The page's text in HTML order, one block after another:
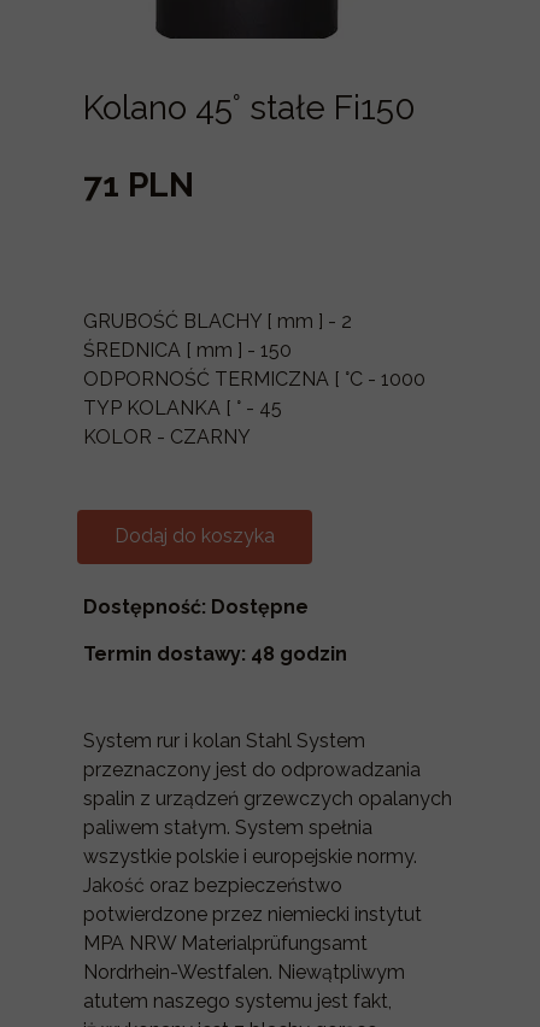
Dostępność: Dostępne
Termin dostawy: 48 godzin
Dodaj do koszyka
GRUBOŚĆ BLACHY [ mm ] - 2
ŚREDNICA [ mm ] - 150
ODPORNOŚĆ TERMICZNA [ °C - 1000
TYP KOLANKA [ ° - 45
KOLOR - CZARNY
71 PLN
Kolano 45° stałe Fi150
System rur i kolan Stahl System
przeznaczony jest do odprowadzania
spalin z urządzeń grzewczych opalanych
paliwem stałym. System spełnia
wszystkie polskie i europejskie normy.
Jakość oraz bezpieczeństwo
potwierdzone przez niemiecki instytut
MPA NRW Materialprüfungsamt
Nordrhein-Westfalen. Niewątpliwym
atutem naszego systemu jest fakt,